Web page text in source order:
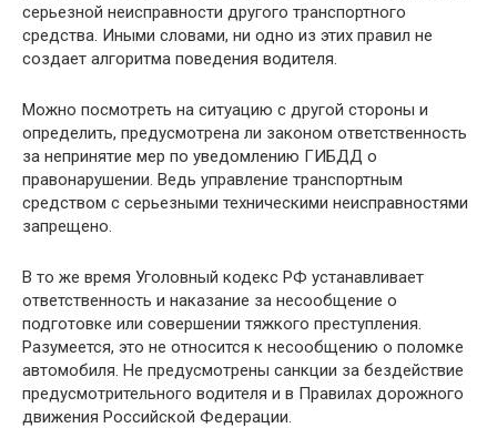
серьезной неисправности другого транспортного
средства. Иными словами, ни одно из этих правил не
создает алгоритма поведения водителя.
Можно посмотреть на ситуацию с другой стороны и
определить, предусмотрена ли законом ответственность
за непринятие мер по уведомлению ГИБДД о
правонарушении. Ведь управление транспортным
средством с серьезными техническими неисправностями
запрещено.
В то же время Уголовный кодекс РФ устанавливает
ответственность и наказание за несообщение о
подготовке или совершении тяжкого преступления.
Разумеется, это не относится к несообщению о поломке
автомобиля. Не предусмотрены санкции за бездействие
предусмотрительного водителя и в Правилах дорожного
движения Российской Федерации.